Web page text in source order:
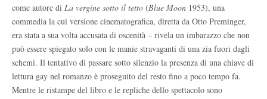
come autore di La vergine sotto il tetto (Blue Moon 1953), una
commedia la cui versione cinematografica, diretta da Otto Preminger,
era stata a sua volta accusata di oscenità – rivela un imbarazzo che non
può essere spiegato solo con le manie stravaganti di una zia fuori dagli
schemi. Il tentativo di passare sotto silenzio la presenza di una chiave di
lettura gay nel romanzo è proseguito del resto fino a poco tempo fa.
Mentre le ristampe del libro e le repliche dello spettacolo sono